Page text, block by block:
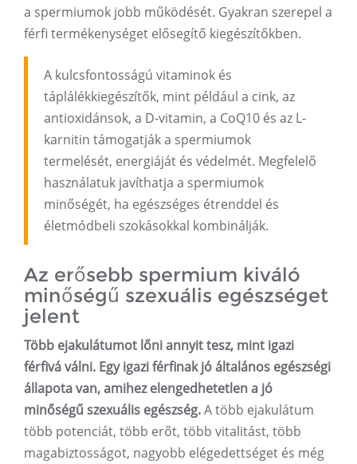
a spermiumok jobb működését. Gyakran szerepel a
férfi termékenységet elősegítő kiegészítőkben.
A kulcsfontosságú vitaminok és
táplálékkiegészítők, mint például a cink, az
antioxidánsok, a D-vitamin, a CoQ10 és az L-
karnitin támogatják a spermiumok
termelését, energiáját és védelmét. Megfelelő
használatuk javíthatja a spermiumok
minőségét, ha egészséges étrenddel és
életmódbeli szokásokkal kombinálják.
Az erősebb spermium kiváló
minőségű szexuális egészséget
jelent
Több ejakulátumot lőni annyit tesz, mint igazi
férfivá válni. Egy igazi férfinak jó általános egészségi
állapota van, amihez elengedhetetlen a jó
minőségű szexuális egészség.A több ejakulátum
több potenciát, több erőt, több vitalitást, több
magabiztosságot, nagyobb elégedettséget és még